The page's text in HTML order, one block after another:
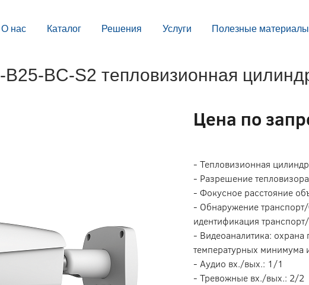
О нас Каталог Решения Услуги Полезные материалы
BC-S2 тепловизионная
Цена по
- Тепловизионная
- Разрешение
- Фокусное расстояние
- Обнаружение
идентификация
- Видеоаналитика:
температурных минимума
- Аудио вх./вых.: 1/1
- Тревожные вх./вых.: 2/2